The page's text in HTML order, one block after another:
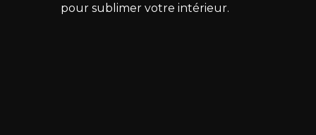
pour sublimer votre intérieur.